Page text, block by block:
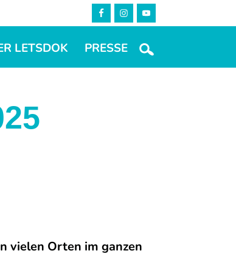
LETSDOK PRESSE
vielen Orten im ganzen